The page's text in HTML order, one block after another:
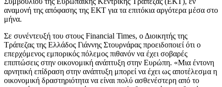
αναμονή της απόφασης της ΕΚΤ για τα επιτόκια αργότερα μέσα στο
μήνα.
Σε συνέντευξή του στους Financial Times, ο Διοικητής της
Τράπεζας της Ελλάδος Γιάννης Στουρνάρας προειδοποιεί ότι ο
επερχόμενος εμπορικός πόλεμος πιθανόν να έχει σοβαρές
επιπτώσεις στην οικονομική ανάπτυξη στην Ευρώπη. «Μια έντονη
αρνητική επίδραση στην ανάπτυξη μπορεί να έχει ως αποτέλεσμα η
οικονομική δραστηριότητα να είναι πολύ ασθενέστερη από το